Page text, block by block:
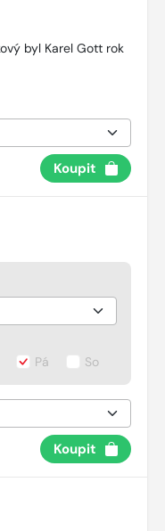
byl Karel Gott rok
Koupit
Pá So
Koupit